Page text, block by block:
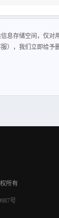
息存储空间，仅
），我们立即给予删
所有
号